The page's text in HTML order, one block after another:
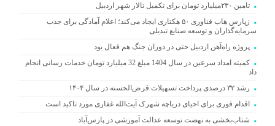
تامین ۲۳۰میلیارد تومان برای تکمیل تالار شهر اردبیل
زپارس هاب فناوری ۵۰ هکتاری ایجاد می‌کند؛ اعلام آمادگی برای جذب
سرمایه‌گذاران و توسعه صنایع تبدیلی
پروژه راه‌آهن اردبیل حتی در دوران جنگ هم فعال بود
کمیته امداد سرعین در سال 1404 مبلغ 32 میلیارد تومان خدمات رسانی انجام
داد
رشد ۳۲ درصدی پرداخت تسهیلات قرض‌الحسنه در سال ۱۴۰۴
اقدام فوری برای احیای دریاچه شهرک آیت‌الله غفاری مورد تاکید است
شتاب‌بخشی به نهضت توسعه عدالت آموزشی در پارس‌آباد